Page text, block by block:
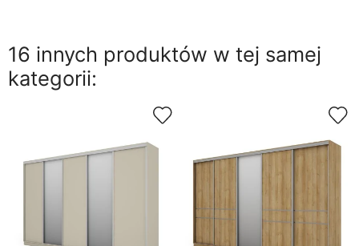
16 innych produktów w tej samej
kategorii: